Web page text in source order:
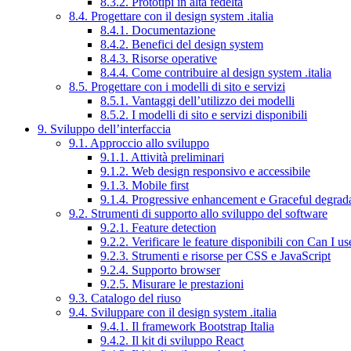
8.4. Progettare con il design system .italia
8.4.1. Documentazione
8.4.2. Benefici del design system
8.4.3. Risorse operative
8.4.4. Come contribuire al design system .italia
8.5. Progettare con i modelli di sito e servizi
8.5.1. Vantaggi dell’utilizzo dei modelli
8.5.2. I modelli di sito e servizi disponibili
9. Sviluppo dell’interfaccia
9.1. Approccio allo sviluppo
9.1.1. Attività preliminari
9.1.2. Web design responsivo e accessibile
9.1.3. Mobile first
9.1.4. Progressive enhancement e Graceful
9.2. Strumenti di supporto allo sviluppo del software
9.2.1. Feature detection
9.2.2. Verificare le feature disponibili con Can I
9.2.3. Strumenti e risorse per CSS e JavaScript
9.2.4. Supporto browser
9.2.5. Misurare le prestazioni
9.3. Catalogo del riuso
9.4. Sviluppare con il design system .italia
9.4.1. Il framework Bootstrap Italia
9.4.2. Il kit di sviluppo React